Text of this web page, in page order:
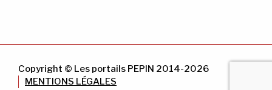
Copyright © Les portails PEPIN 2014-2026
MENTIONS LÉGALES